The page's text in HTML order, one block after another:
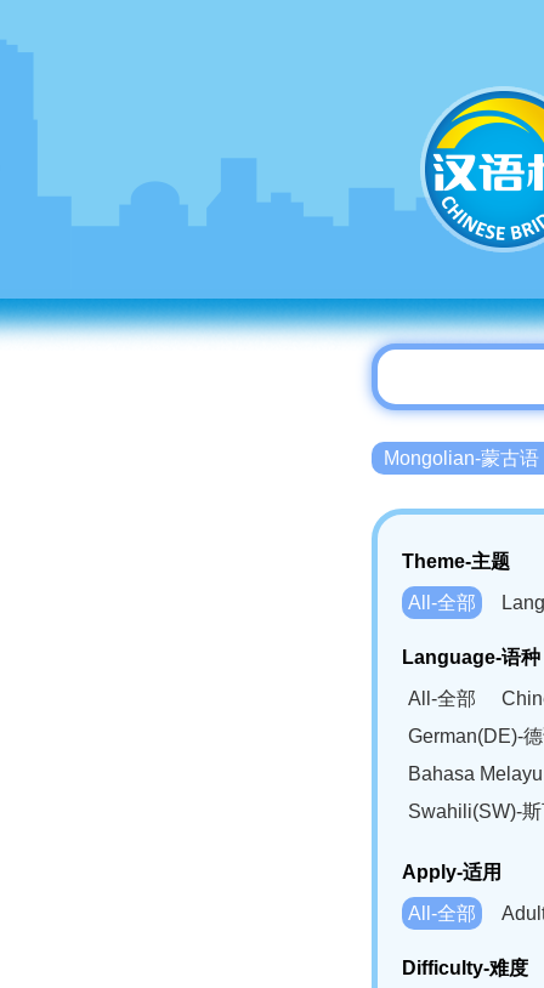
Mongolian-蒙古语
Theme-主题
All-全部
Language-语种
All-全部
German(DE)-
Bahasa
Swahili(SW)-
Apply-适用
All-全部
Difficulty-难度